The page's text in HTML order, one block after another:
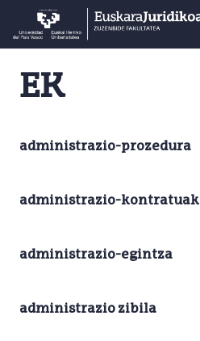
EK
administrazio-prozedura
administrazio-kontratuak
administrazio-egintza
administrazio zibila